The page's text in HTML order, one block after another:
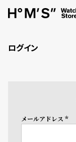
ログイン
メールアドレス
(必